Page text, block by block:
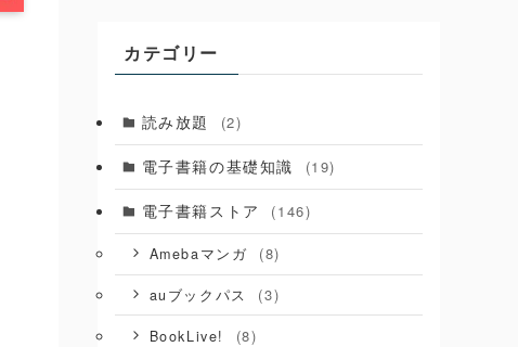
カテゴリー
読み放題 (2)
電子書籍の基礎知識 (19)
電子書籍ストア (146)
Amebaマンガ (8)
auブックパス (3)
BookLive! (8)